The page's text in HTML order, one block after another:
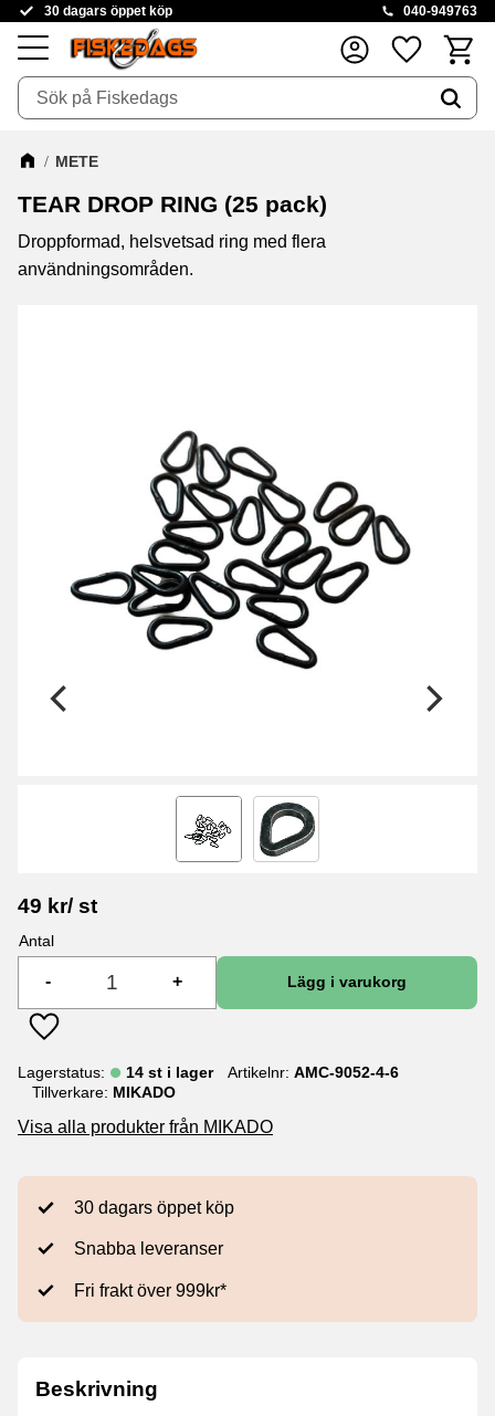
Meny
30 dagars öppet köp 040-949763
Favoriter
METE
TEAR DROP RING (25 pack)
Droppformad, helsvetsad ring med flera
användningsområden.
49 kr/ st
Antal
+
-
Lägg till i favoriter
Lagerstatus 14 st i lager Artikelnr AMC-9052-4-6
Tillverkare MIKADO
Visa alla produkter från MIKADO
30 dagars öppet köp
Snabba leveranser
Fri frakt över 999kr*
Beskrivning